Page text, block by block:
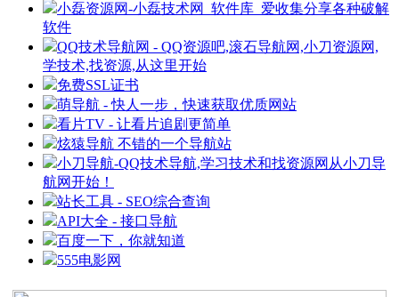
小磊资源网-小磊技术网_软件库_爱收集分享各种破解
软件
QQ技术导航网 - QQ资源吧,滚石导航网,小刀资源网,
学技术,找资源,从这里开始
免费SSL证书
萌导航 - 快人一步，快速获取优质网站
看片TV - 让看片追剧更简单
炫猿导航 不错的一个导航站
小刀导航-QQ技术导航,学习技术和找资源网从小刀导
航网开始！
站长工具 - SEO综合查询
API大全 - 接口导航
百度一下，你就知道
555电影网